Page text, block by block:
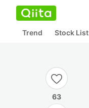
Trend Stock List
63